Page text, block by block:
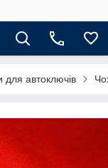
для автоключів